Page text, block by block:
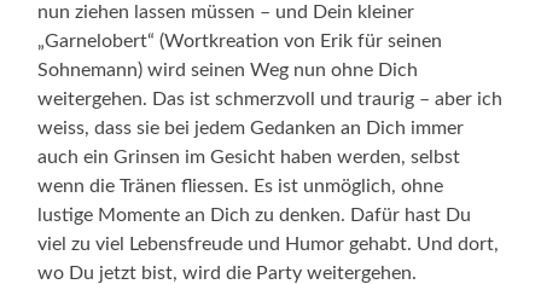
nun ziehen lassen müssen – und Dein kleiner
„Garnelobert“ (Wortkreation von Erik für seinen
Sohnemann) wird seinen Weg nun ohne Dich
weitergehen. Das ist schmerzvoll und traurig – aber ich
weiss, dass sie bei jedem Gedanken an Dich immer
auch ein Grinsen im Gesicht haben werden, selbst
wenn die Tränen fliessen. Es ist unmöglich, ohne
lustige Momente an Dich zu denken. Dafür hast Du
viel zu viel Lebensfreude und Humor gehabt. Und dort,
wo Du jetzt bist, wird die Party weitergehen.